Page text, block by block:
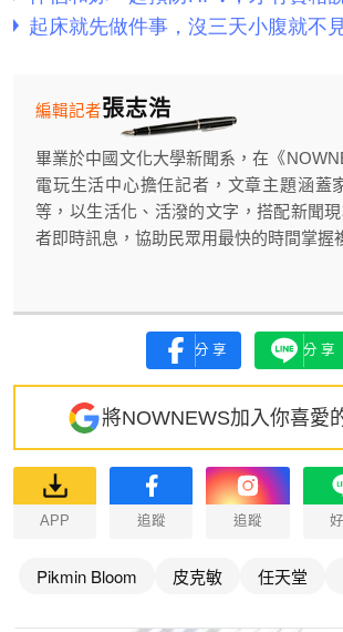
張志浩
編輯記者
畢業於中國文化大學新聞系，在《
電玩生活中心擔任記者，文章主題涵蓋
等，以生活化、活潑的文字，搭配新聞
者即時訊息，協助民眾用最快的時間掌握
分享 分享
將NOWNEWS加入你喜愛
APP 追蹤 追蹤
Pikmin Bloom 皮克敏 任天堂